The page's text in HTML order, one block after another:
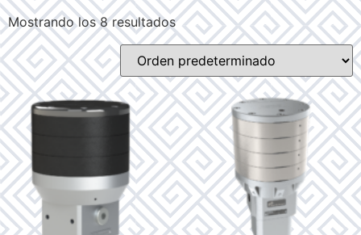
Mostrando los 8 resultados